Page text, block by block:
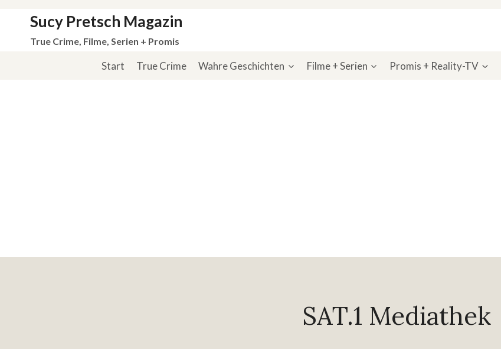
springen
Sucy Pretsch Magazin
True Crime, Filme, Serien + Promis
Start True Crime Wahre Geschichten Filme + Serien Promis + Reality-TV
SAT.1 Mediathek